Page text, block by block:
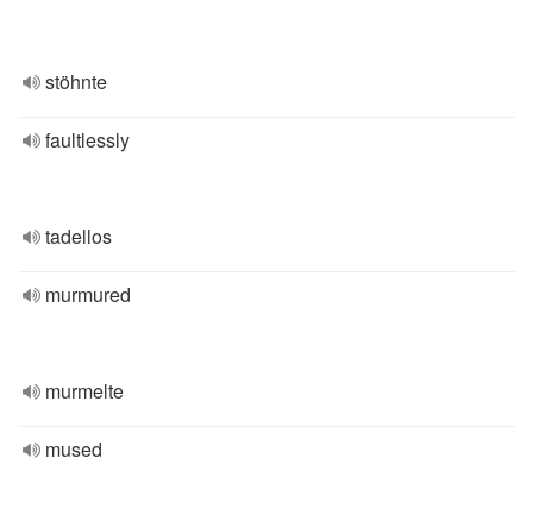
stöhnte
faultlessly
tadellos
murmured
murmelte
mused